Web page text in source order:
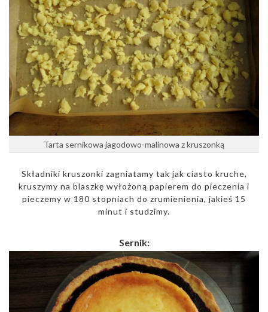
Tarta sernikowa jagodowo-malinowa z kruszonką
Składniki kruszonki zagniatamy tak jak ciasto kruche,
kruszymy na blaszkę wyłożoną papierem do pieczenia i
pieczemy w 180 stopniach do zrumienienia, jakieś 15
minut i studzimy.
Sernik: